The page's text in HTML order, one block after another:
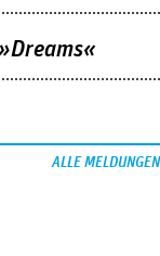
ALLE MELDUNGEN